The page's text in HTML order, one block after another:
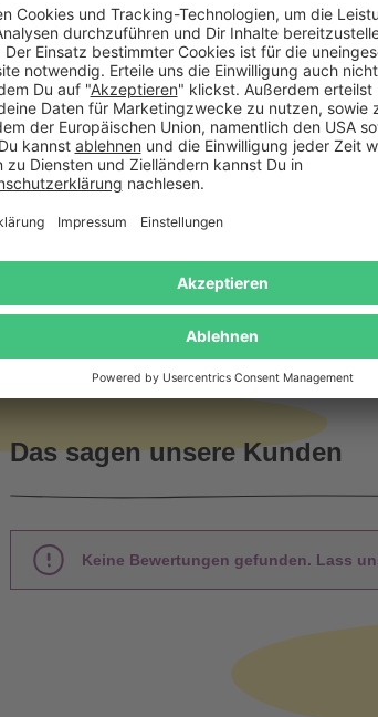
ein
Ob
Mindestbestellwert
Das sagen unsere Kunden
Keine Bewertungen gefunden. Lass